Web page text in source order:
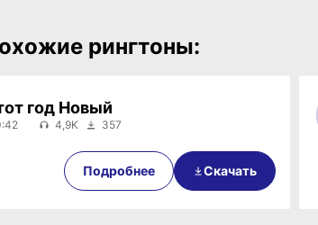
рингтоны:
00:42
год Новый
4,9K 357
Подробнее Скачать